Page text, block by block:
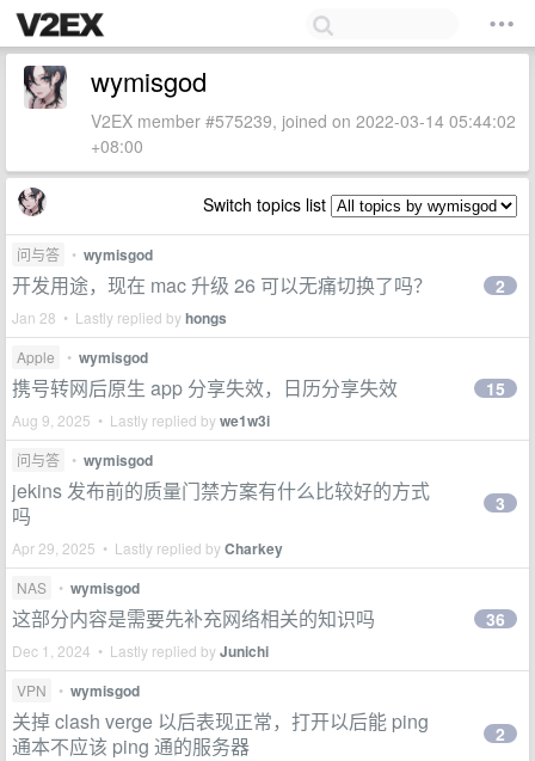
wymisgod
V2EX member #575239, joined on 2022-03-14 05:44:02
+08:00
Switch topics list
问与答 • wymisgod
开发用途，现在 mac 升级 26 可以无痛切换了吗？
Jan 28 • Lastly replied byhongs
2
Apple • wymisgod
携号转网后原生 app 分享失效，日历分享失效
Aug 9, 2025 • Lastly replied bywe1w3i
15
问与答 • wymisgod
jekins 发布前的质量门禁方案有什么比较好的方式
吗
Apr 29, 2025 • Lastly replied byCharkey
3
NAS • wymisgod
这部分内容是需要先补充网络相关的知识吗
Dec 1, 2024 • Lastly replied byJunichi
36
VPN • wymisgod
关掉 clash verge 以后表现正常，打开以后能 ping
通本不应该 ping 通的服务器
2